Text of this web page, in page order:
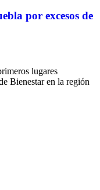
por excesos de
lugares
Bienestar en la región